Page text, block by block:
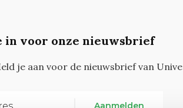
in voor onze nieuwsbrief
je aan voor de nieuwsbrief van
Aanmelden